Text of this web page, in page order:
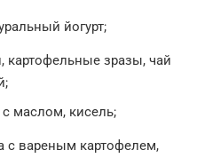
йогурт;
картофельные зразы, чай
с маслом, кисель;
с вареным картофелем,